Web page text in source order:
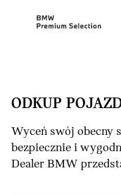
ODKUP
Wyceń swój obecny
bezpiecznie i
Dealer BMW